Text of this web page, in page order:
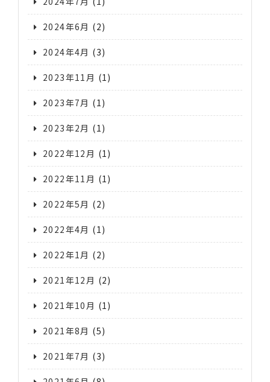
2024年6月 (2)
2024年4月 (3)
2023年11月 (1)
2023年7月 (1)
2023年2月 (1)
2022年12月 (1)
2022年11月 (1)
2022年5月 (2)
2022年4月 (1)
2022年1月 (2)
2021年12月 (2)
2021年10月 (1)
2021年8月 (5)
2021年7月 (3)